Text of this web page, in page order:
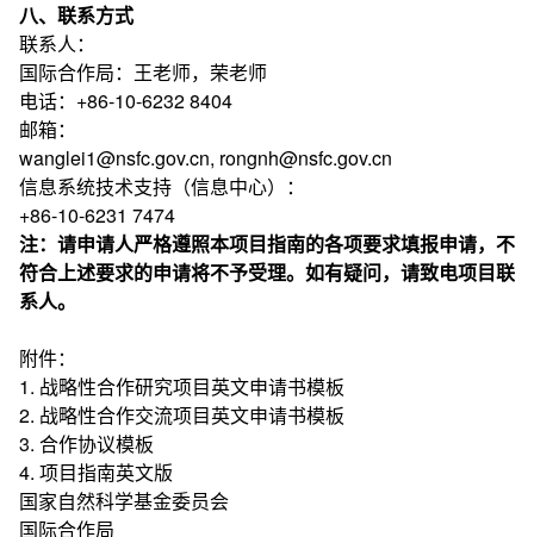
八、联系方式
联系人：
国际合作局：王老师，荣老师
电话：+86-10-6232 8404
邮箱：
wanglei1@nsfc.gov.cn, rongnh@nsfc.gov.cn
信息系统技术支持（信息中心）：
+86-10-6231 7474
注：请申请人严格遵照本项目指南的各项要求填报申请，不
符合上述要求的申请将不予受理。如有疑问，请致电项目联
系人。
附件：
1. 战略性合作研究项目英文申请书模板
2. 战略性合作交流项目英文申请书模板
3. 合作协议模板
4. 项目指南英文版
国家自然科学基金委员会
国际合作局